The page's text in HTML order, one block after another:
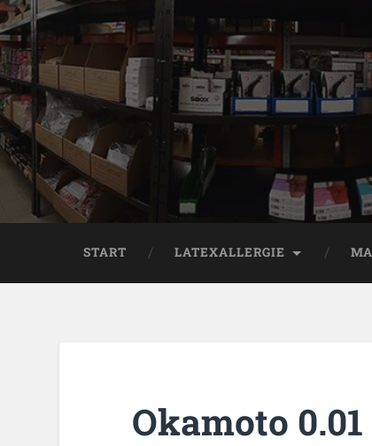
START LATEXALLERGIE
Okamoto 0.01